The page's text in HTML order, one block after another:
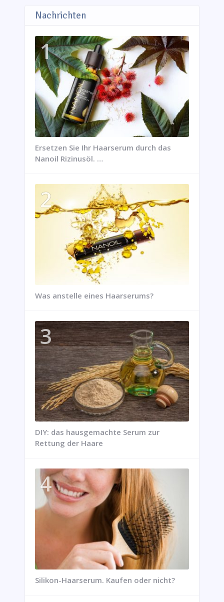
Nachrichten
Ersetzen Sie Ihr Haarserum durch das
Nanoil Rizinusöl. …
Was anstelle eines Haarserums?
DIY: das hausgemachte Serum zur
Rettung der Haare
Silikon-Haarserum. Kaufen oder nicht?